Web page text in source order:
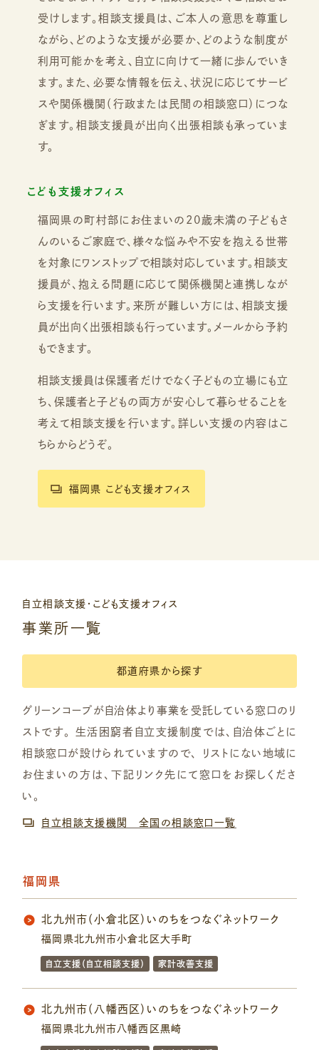
受けします。相談支援員は、ご本人の意思を尊重し
ながら、どのような支援が必要か、どのような制度が
利用可能かを考え、自立に向けて一緒に歩んでいき
ます。また、必要な情報を伝え、状況に応じてサービ
スや関係機関（行政または民間の相談窓口）につな
ぎます。相談支援員が出向く出張相談も承っていま
す。
こども支援オフィス
福岡県の町村部にお住まいの20歳未満の子どもさ
んのいるご家庭で、様々な悩みや不安を抱える世帯
を対象にワンストップで相談対応しています。相談支
援員が、抱える問題に応じて関係機関と連携しなが
ら支援を行います。来所が難しい方には、相談支援
員が出向く出張相談も行っています。メールから予約
もできます。
相談支援員は保護者だけでなく子どもの立場にも立
ち、保護者と子どもの両方が安心して暮らせることを
考えて相談支援を行います。詳しい支援の内容はこ
ちらからどうぞ。
福岡県 こども支援オフィス
自立相談支援・こども支援オフィス
事業所一覧
都道府県から探す
グリーンコープが自治体より事業を受託している窓口のリ
ストです。
生活困窮者自立支援制度では、自治体ごとに
相談窓口が設けられていますので、
リストにない地域に
お住まいの方は、下記リンク先にて窓口をお探しくださ
い。
自立相談支援機関 全国の相談窓口一覧
福岡県
北九州市（小倉北区）いのちをつなぐネットワーク
福岡県北九州市小倉北区大手町
自立支援（自立相談支援） 家計改善支援
北九州市（八幡西区）いのちをつなぐネットワーク
福岡県北九州市八幡西区黒崎